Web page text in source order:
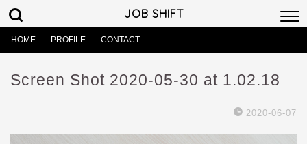
JOB SHIFT
HOME PROFILE CONTACT
Screen Shot 2020-05-30 at 1.02.18
2020-06-07